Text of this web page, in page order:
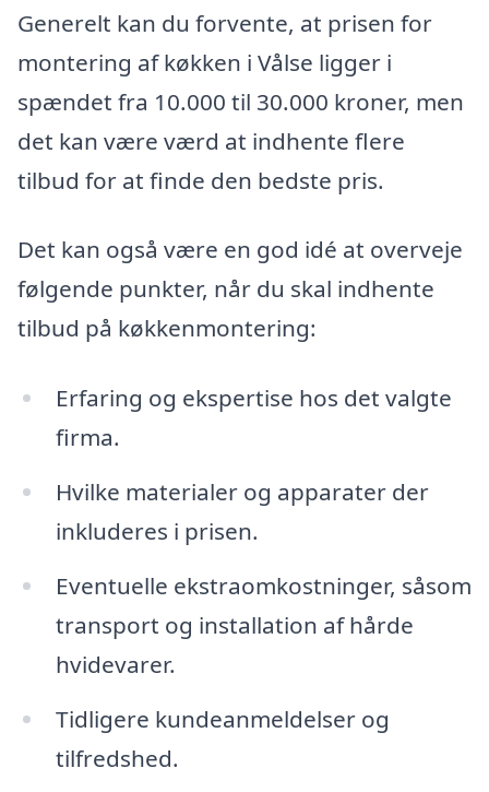
Generelt kan du forvente, at prisen for
montering af køkken i Vålse ligger i
spændet fra 10.000 til 30.000 kroner, men
det kan være værd at indhente flere
tilbud for at finde den bedste pris.
Det kan også være en god idé at overveje
følgende punkter, når du skal indhente
tilbud på køkkenmontering:
Erfaring og ekspertise hos det valgte
firma.
Hvilke materialer og apparater der
inkluderes i prisen.
Eventuelle ekstraomkostninger, såsom
transport og installation af hårde
hvidevarer.
Tidligere kundeanmeldelser og
tilfredshed.